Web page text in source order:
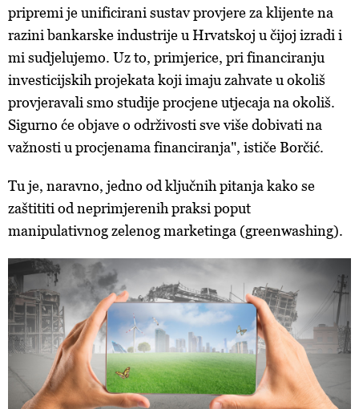
pripremi je unificirani sustav provjere za klijente na
razini bankarske industrije u Hrvatskoj u čijoj izradi i
mi sudjelujemo. Uz to, primjerice, pri financiranju
investicijskih projekata koji imaju zahvate u okoliš
provjeravali smo studije procjene utjecaja na okoliš.
Sigurno će objave o održivosti sve više dobivati na
važnosti u procjenama financiranja", ističe Borčić.
Tu je, naravno, jedno od ključnih pitanja kako se
zaštititi od neprimjerenih praksi poput
manipulativnog zelenog marketinga (greenwashing).